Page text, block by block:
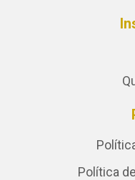
Política